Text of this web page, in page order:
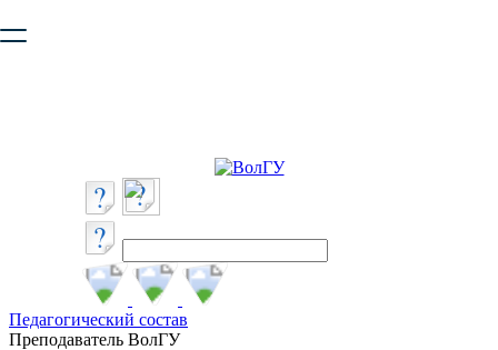
безопасную работу с сайтом. Пожалуйста
Педагогический состав
Преподаватель ВолГУ